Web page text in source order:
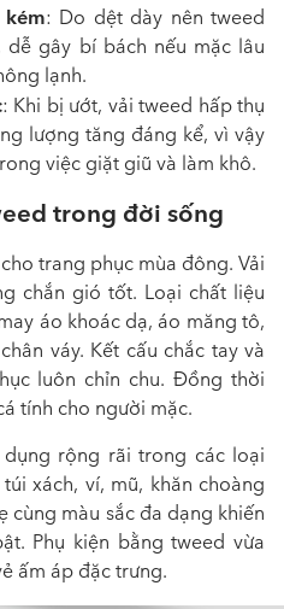
: Do dệt dày nên tweed
gây bí bách nếu mặc lâu
lạnh.
: Khi bị ướt, vải tweed hấp thụ
lượng tăng đáng kể, vì vậy
việc giặt giũ và làm khô.
trong đời sống
trang phục mùa đông. Vải
chắn gió tốt. Loại chất liệu
áo khoác dạ, áo măng tô,
váy. Kết cấu chắc tay và
luôn chỉn chu. Đồng thời
tính cho người mặc.
rộng rãi trong các loại
xách, ví, mũ, khăn choàng
cùng màu sắc đa dạng khiến
Phụ kiện bằng tweed vừa
ấm áp đặc trưng.